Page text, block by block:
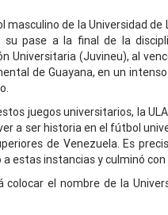
masculino de la Universidad
pase a la final de la
Universitaria (Juvineu), al
de Guayana, en un
juegos universitarios, la
a ser historia en el fútbol
de Venezuela. Es
estas instancias y culminó
colocar el nombre de la